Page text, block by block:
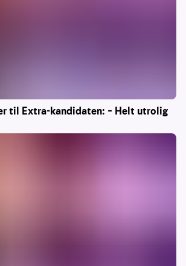
til Extra-kandidaten: – Helt utrolig